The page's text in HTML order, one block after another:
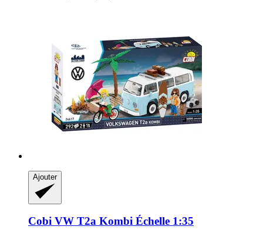
Ajouter
Cobi VW T2a Kombi Échelle 1:35